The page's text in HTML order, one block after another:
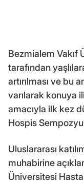
Bezmialem Vakıf
tarafından
artırılması ve bu
varılarak konuya
amacıyla ilk kez
Hospis
Uluslararası
muhabirine
Üniversitesi